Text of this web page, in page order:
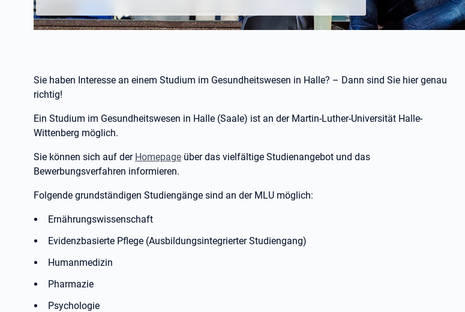
Sie haben Interesse an einem Studium im Gesundheitswesen in Halle? – Dann sind Sie hier genau
richtig!
Ein Studium im Gesundheitswesen in Halle (Saale) ist an der Martin-Luther-Universität Halle-
Wittenberg möglich.
Sie können sich auf der Homepage über das vielfältige Studienangebot und das
Bewerbungsverfahren informieren.
Folgende grundständigen Studiengänge sind an der MLU möglich:
Ernährungswissenschaft
Evidenzbasierte Pflege (Ausbildungsintegrierter Studiengang)
Humanmedizin
Pharmazie
Psychologie